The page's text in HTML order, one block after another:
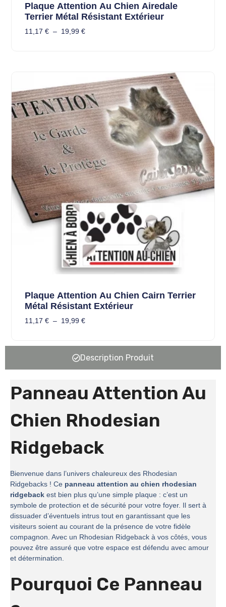
Plaque Attention Au Chien Airedale
Terrier Métal Résistant Extérieur
11,17 € – 19,99 €
Plaque Attention Au Chien Cairn Terrier
Métal Résistant Extérieur
11,17 € – 19,99 €
Description Produit
Panneau Attention Au
Chien Rhodesian
Ridgeback
Bienvenue dans l’univers chaleureux des Rhodesian
Ridgebacks ! Ce panneau attention au chien rhodesian
ridgeback est bien plus qu’une simple plaque : c’est un
symbole de protection et de sécurité pour votre foyer. Il sert à
dissuader d’éventuels intrus tout en garantissant que les
visiteurs soient au courant de la présence de votre fidèle
compagnon. Avec un Rhodesian Ridgeback à vos côtés, vous
pouvez être assuré que votre espace est défendu avec amour
et détermination.
Pourquoi Ce Panneau